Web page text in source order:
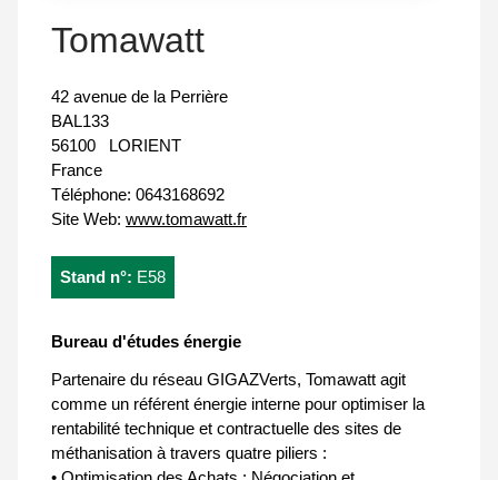
Tomawatt
42 avenue de la Perrière
BAL133
56100
LORIENT
France
Téléphone: 0643168692
Site Web: www.tomawatt.fr
Stand n°: E58
Bureau d'études énergie
Partenaire du réseau GIGAZVerts, Tomawatt agit
comme un référent énergie interne pour optimiser la
rentabilité technique et contractuelle des sites de
méthanisation à travers quatre piliers :